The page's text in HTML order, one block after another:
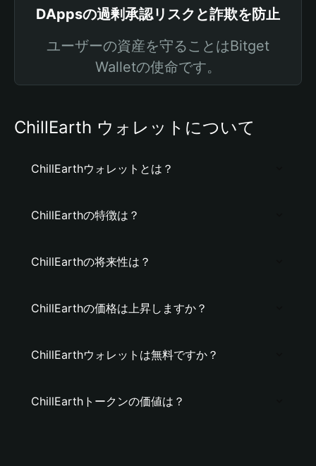
DAppsの過剰承認リスクと詐欺を防止
ユーザーの資産を守ることはBitget
Walletの使命です。
ChillEarth ウォレットについて
ChillEarthウォレットとは？
ChillEarthの特徴は？
ChillEarthの将来性は？
ChillEarthの価格は上昇しますか？
ChillEarthウォレットは無料ですか？
ChillEarthトークンの価値は？